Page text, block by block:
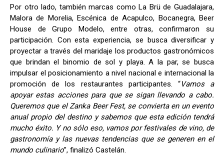
Por otro lado, también marcas como La Brü de Guadalajara,
Malora de Morelia, Escénica de Acapulco, Bocanegra, Beer
House de Grupo Modelo, entre otras, confirmaron su
participación. Con esta experiencia, se busca diversificar y
proyectar a través del maridaje los productos gastronómicos
que brindan el binomio de sol y playa. A la par, se busca
impulsar el posicionamiento a nivel nacional e internacional la
promoción de los restaurantes participantes. “Vamos a
apoyar estas acciones para que se sigan llevando a cabo.
Queremos que el Zanka Beer Fest, se convierta en un evento
anual propio del destino y sabemos que esta edición tendrá
mucho éxito. Y no sólo eso, vamos por festivales de vino, de
gastronomía y las nuevas tendencias que se generen en el
mundo culinario”, finalizó Castelán.